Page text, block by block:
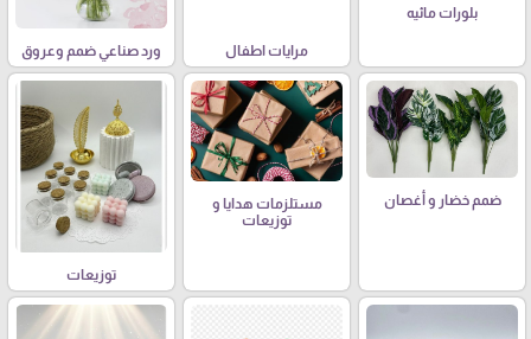
بلورات مائيه
مرايات اطفال ورد صناعي ضمم وعروق
ضمم خضار و أغصان
مستلزمات هدايا و
توزيعات
توزيعات